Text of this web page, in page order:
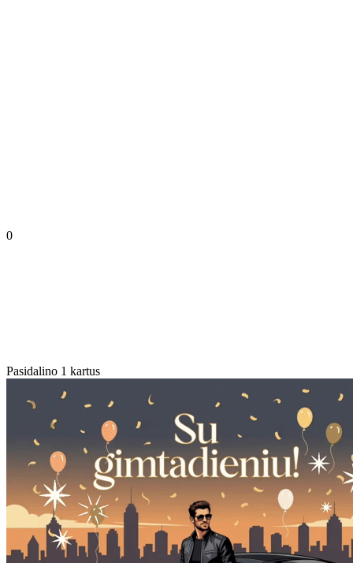
0
Pasidalino 1 kartus